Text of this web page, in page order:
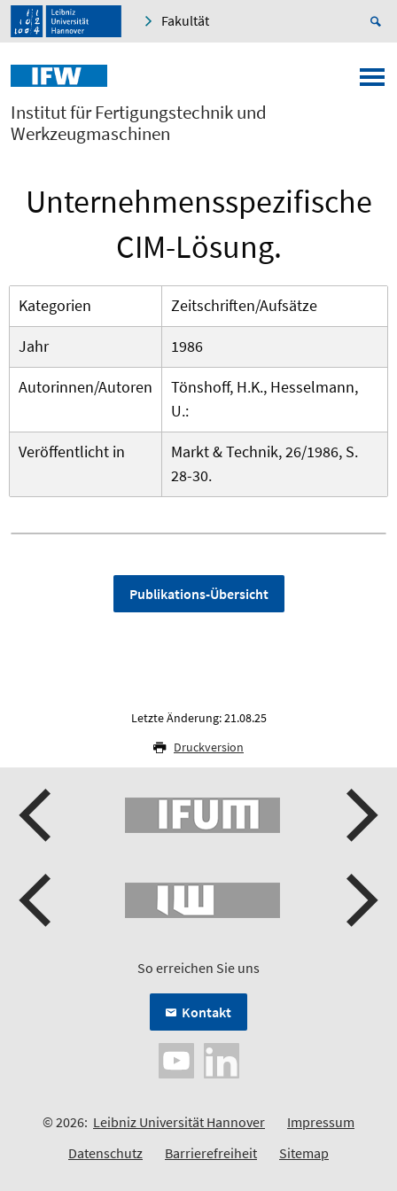
Fakultät
Institut für Fertigungstechnik und
Werkzeugmaschinen
Unternehmensspezifische
CIM-Lösung.
Kategorien
Zeitschriften/Aufsätze
Jahr
1986
Autorinnen/Autoren
Tönshoff, H.K., Hesselmann,
U.:
Veröffentlicht in
Markt & Technik, 26/1986, S.
28-30.
Publikations-Übersicht
Letzte Änderung: 21.08.25
Druckversion
So erreichen Sie uns
Kontakt
© 2026: Leibniz Universität Hannover
Impressum
Datenschutz
Barrierefreiheit Sitemap